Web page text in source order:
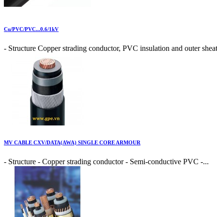
Cu/PVC/PVC...0.6/1kV
- Structure Copper strading conductor, PVC insulation and outer
MV CABLE CXV/DATA(AWA) SINGLE CORE ARMOUR
- Structure - Copper strading conductor - Semi-conductive PVC -...